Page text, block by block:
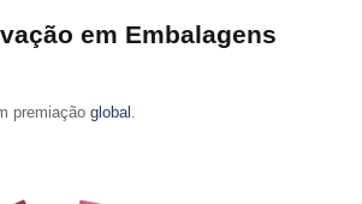
em Embalagens
premiação global .